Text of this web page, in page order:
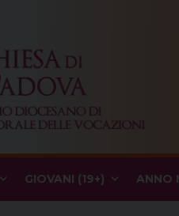
GIOVANI (19+) ANNO